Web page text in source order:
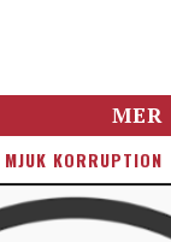
MER
MJUK KORRUPTION